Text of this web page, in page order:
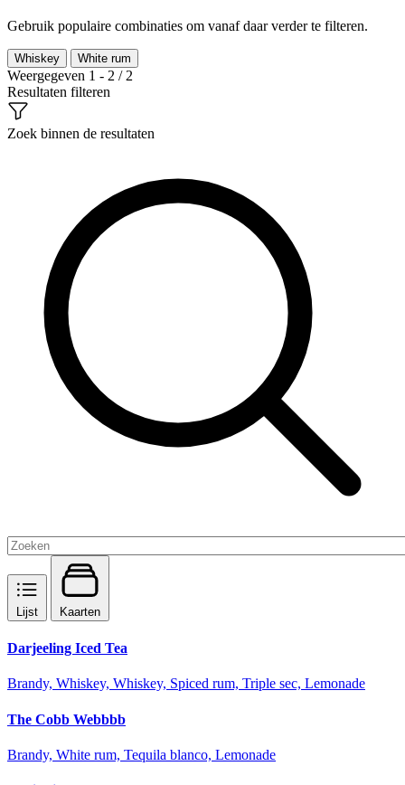
Gebruik populaire combinaties om vanaf daar verder te filteren.
Whiskey White rum
Weergegeven 1 - 2 / 2
Resultaten filteren
Zoek binnen de resultaten
Lijst Kaarten
Darjeeling Iced Tea
Brandy, Whiskey, Whiskey, Spiced rum, Triple sec, Lemonade
The Cobb Webbbb
Brandy, White rum, Tequila blanco, Lemonade